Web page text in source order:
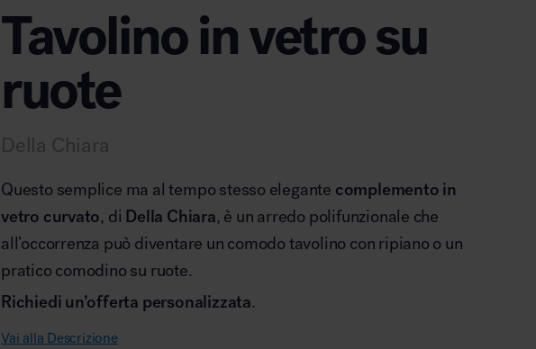
Tavolino in vetro su
ruote
Della Chiara
Questo semplice ma al tempo stesso elegante complemento in
vetro curvato, di Della Chiara, è un arredo polifunzionale che
all’occorrenza può diventare un comodo tavolino con ripiano o un
pratico comodino su ruote.
Richiedi un’offerta personalizzata.
Vai alla Descrizione